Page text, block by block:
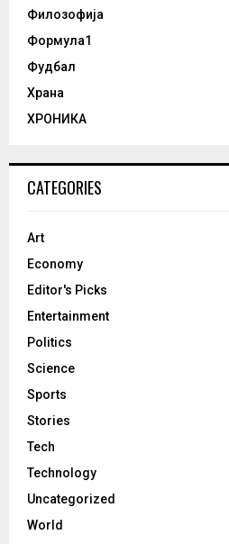
Филозофија
Формула1
Фудбал
Храна
ХРОНИКА
CATEGORIES
Art
Economy
Editor's Picks
Entertainment
Politics
Science
Sports
Stories
Tech
Technology
Uncategorized
World